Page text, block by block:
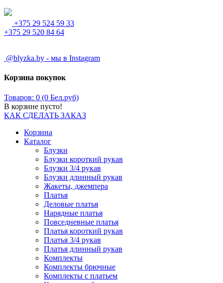
+375 29 524 59 33
+375 29 520 84 64
@blyzka.by - мы в Instagram
Корзина покупок
Товаров: 0 (0 Бел.руб)
В корзине пусто!
КАК СДЕЛАТЬ ЗАКАЗ
Корзина
Каталог
Блузки
Блузки короткий рукав
Блузки 3/4 рукав
Блузки длинный рукав
Жакеты, джемпера
Платья
Деловые платья
Нарядные платья
Повседневные платья
Платья короткий рукав
Платья 3/4 рукав
Платья длинный рукав
Комплекты
Комплекты брючные
Комплекты с платьем